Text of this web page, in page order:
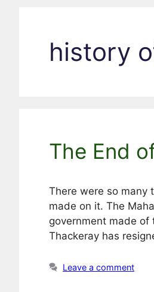
history
The End
There were so many
made on it. The
government made of
Thackeray has
Leave a comment